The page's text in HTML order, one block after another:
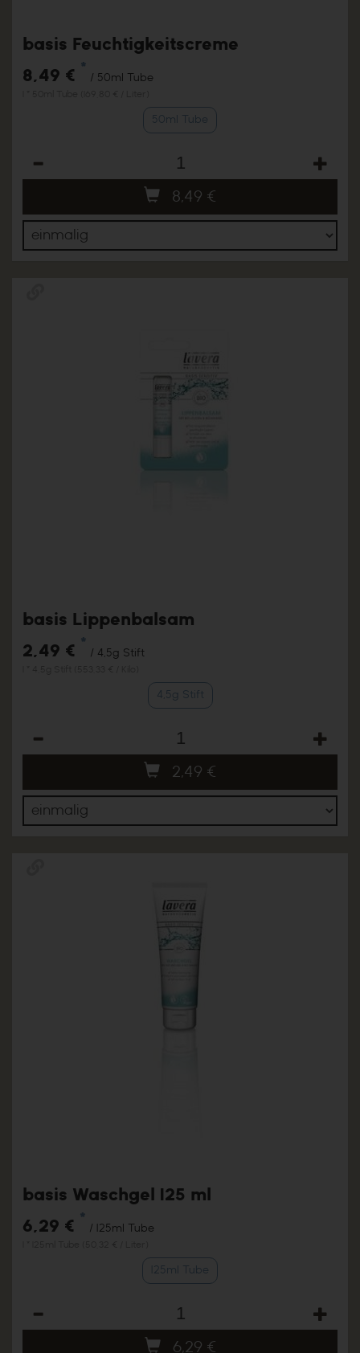
basis Feuchtigkeitscreme
8,49 € *
/ 50ml Tube
50ml Tube
8,49 €
basis Lippenbalsam
2,49 € *
/ 4,5g Stift
4,5g Stift
2,49 €
basis Waschgel 125 ml
6,29 € *
/ 125ml Tube
125ml Tube
6,29 €